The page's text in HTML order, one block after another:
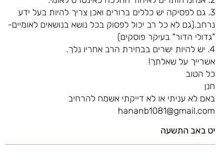
3. גם לפסיקה יש כללים ברורים ואכן צריך להיות בעל ידע
נרחב.(גם לא כל רב יכול לפסוק בכל נושא בנושאים לאומיים-
"גדולי הדור" בעיקר פוסקים)
4. יש להיות ישרים בבחירת הרב אחריו נלך.
אשרייך על שאלתך!
כל הטוב
חנן
באם לא עניתי או לא דייקתי אשמח להרחיב
hananb1081@gmail.com
יט באב התשעה